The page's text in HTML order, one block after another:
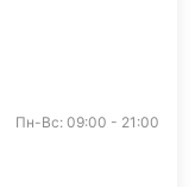
Пн-Вс: 09:00 - 21:00